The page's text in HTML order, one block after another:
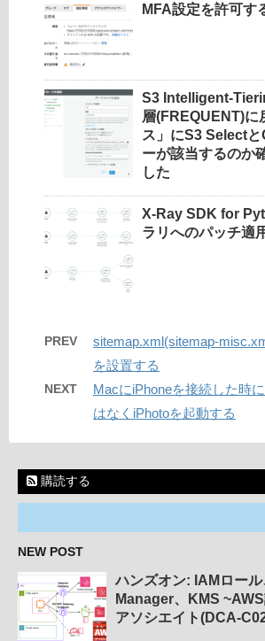
MFA設定を許可す
S3 Intelligent-
層(FREQUENT)に
ス」にS3 Select
ーが該当するのか
した
X-Ray SDK for
ラリへのパッチ適
PREV
sitemap.xml(sitemap-
を設置する
NEXT
MacにiPhoneを接続した時
はなくiPhotoを起動する
購読する
NEW POST
ハンズオン: IAMロー
Manager、KMS
アソシエイト(DCA-